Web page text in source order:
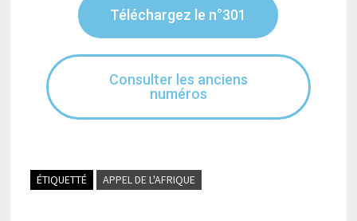
Téléchargez le n°301
Consulter les anciens
numéros
ÉTIQUETTÉ APPEL DE L'AFRIQUE